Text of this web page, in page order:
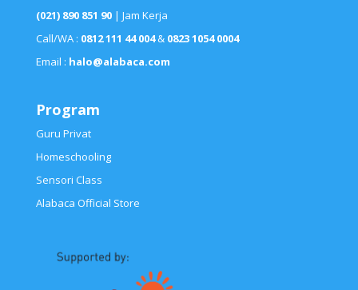
(021) 890 851 90 | Jam Kerja
Call/WA : 0812 111 44 004&0823 1054 0004
Email : halo@alabaca.com
Program
Guru Privat
Homeschooling
Sensori Class
Alabaca Official Store